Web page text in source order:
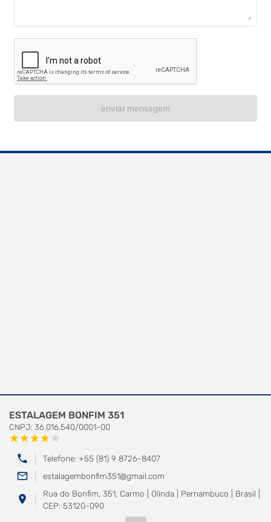
enviar mensagem
ESTALAGEM BONFIM 351
CNPJ: 36.016.540/0001-00
starstarstarstar star
phone Telefone: +55 (81) 9 8726-8407
mail_outline estalagembonfim351@gmail.com
location_on
Rua do Bonfim, 351, Carmo | Olinda | Pernambuco | Brasil |
CEP: 53120-090